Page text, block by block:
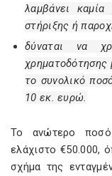
λαμβάνει καμία
στήριξης ή
δύναται να
χρηματοδότησης
το συνολικό
10 εκ. ευρώ.
Το ανώτερο ποσό
ελάχιστο €50.000,
σχήμα της